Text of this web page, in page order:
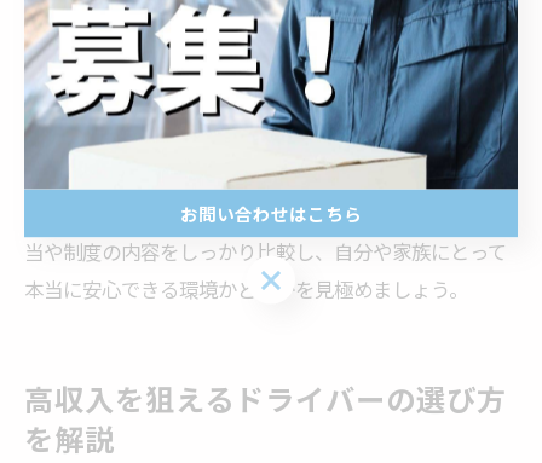
意されていることで、長く安心して働き続けることがで
きるだけでなく、仕事へのモチベーション維持にもつな
がります。
実際に富田林や山梨県韮崎市、南都留郡富士河口湖町の
ドライバー求人でも、福利厚生の手厚さをアピールする
企業が増えています。求人情報をチェックする際は、手
当や制度の内容をしっかり比較し、自分や家族にとって
本当に安心できる環境かどうかを見極めましょう。
高収入を狙えるドライバーの選び方
を解説
お問い合わせはこちら
お問い合わせはこちら